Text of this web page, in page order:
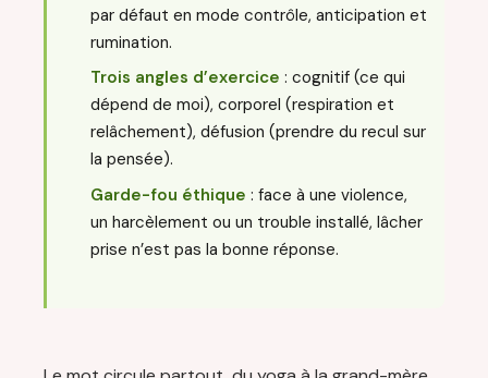
par défaut en mode contrôle, anticipation et
rumination.
Trois angles d’exercice : cognitif (ce qui
dépend de moi), corporel (respiration et
relâchement), défusion (prendre du recul sur
la pensée).
Garde-fou éthique : face à une violence,
un harcèlement ou un trouble installé, lâcher
prise n’est pas la bonne réponse.